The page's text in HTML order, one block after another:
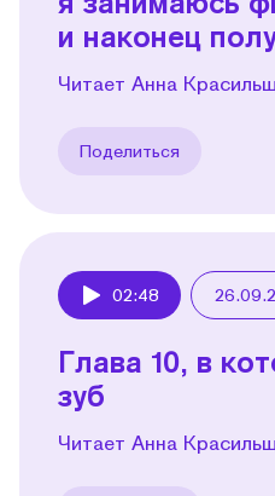
и наконец
Читает Анна
Поделиться
02:48
Глава 10, в
зуб
Читает Анна